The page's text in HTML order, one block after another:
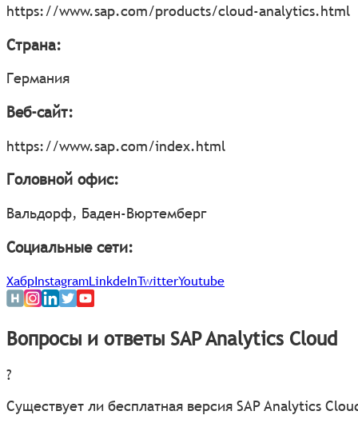
https://www.sap.com/products/cloud-analytics.html
Страна:
Германия
Веб-сайт:
https://www.sap.com/index.html
Головной офис:
Вальдорф, Баден-Вюртемберг
Социальные сети:
ХабрInstagramLinkdeInTwitterYoutube
Вопросы и ответы SAP Analytics Cloud
?
Существует ли бесплатная версия SAP Analytics